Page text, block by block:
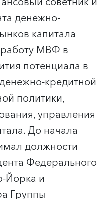
денежно-
капитала
МВФ в
потенциала в
кредитной
политики,
управления
До начала
должности
Федерального
Йорка и
Группы